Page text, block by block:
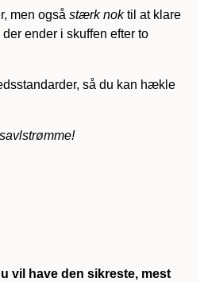
men også stærk noktil at klare
ender i skuffen efter to
så du kan hækle
vil have den sikreste, mest